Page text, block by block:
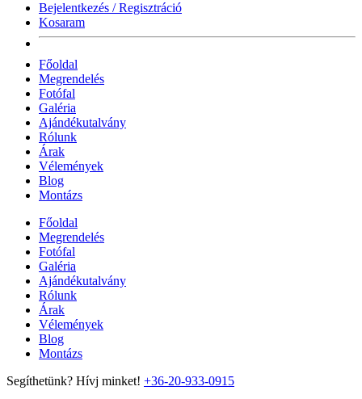
Bejelentkezés / Regisztráció
Kosaram
Főoldal
Megrendelés
Fotófal
Galéria
Ajándékutalvány
Rólunk
Árak
Vélemények
Blog
Montázs
Főoldal
Megrendelés
Fotófal
Galéria
Ajándékutalvány
Rólunk
Árak
Vélemények
Blog
Montázs
Segíthetünk? Hívj minket! +36-20-933-0915